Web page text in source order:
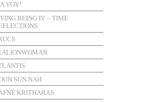
VOY!
BEING IV – TIME
SUN NAH
KRITHARAS